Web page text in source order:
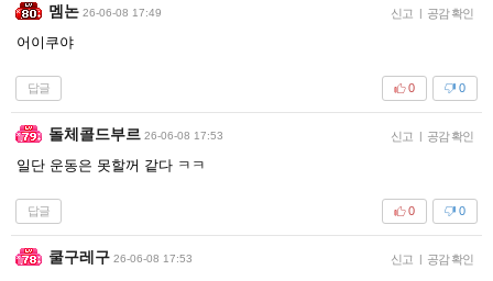
멤논 26-06-08 17:49 신고 | 공감 확인
어이쿠야
답글 0
0
돌체콜드부르 26-06-08 17:53 신고 | 공감 확인
일단 운동은 못할꺼 같다 ㅋㅋ
답글 0
0
쿨구레구 26-06-08 17:53 신고 | 공감 확인